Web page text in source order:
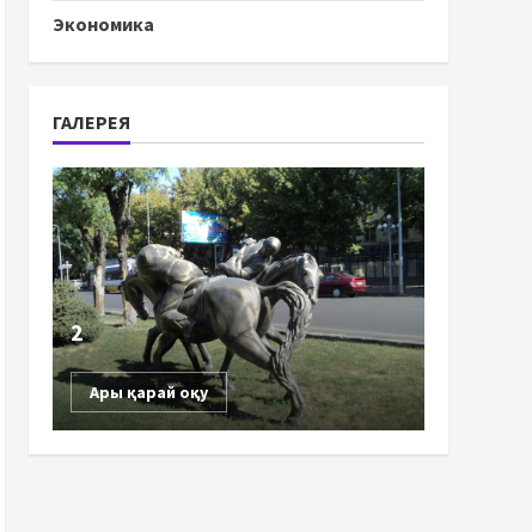
Экономика
ГАЛЕРЕЯ
2
Ары қарай оқу